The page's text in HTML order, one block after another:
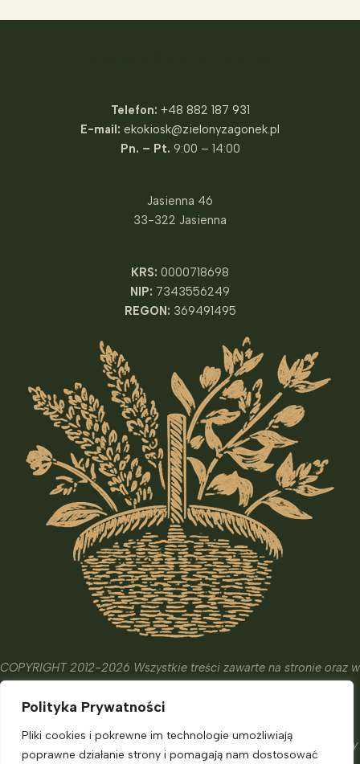
Polityka Prywatności
Pliki cookies i pokrewne im technologie umożliwiają
poprawne działanie strony i pomagają nam dostosować
Telefon: +48 882 187 931
E-mail: ekokiosk@zielonyzagonek.pl
Pn. – Pt. 9:00 – 14:00
Jasienna 46
33-322 Jasienna
KRS: 0000718698
NIP: 7343556249
REGON: 369491495
COPYRIGHT 2012-2026 Wszystkie treści zawarte na stronie oraz w
edukacyjny, informacyjny oraz hobbistyczny.
chorobom. Nie zastąpią one porady eksperta, o którą powinniśmy